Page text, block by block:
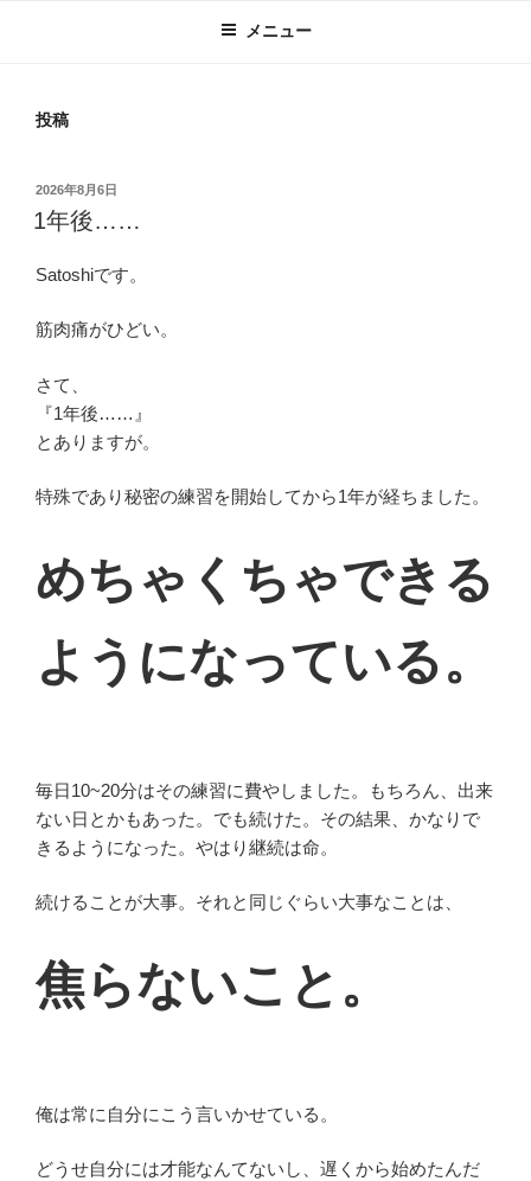
メニュー
投稿
投
稿
日:
2026年8月6日
1年後……
Satoshiです。
筋肉痛がひどい。
さて、
『1年後……』
とありますが。
特殊であり秘密の練習を開始してから1年が経ちました。
めちゃくちゃできる
ようになっている。
毎日10~20分はその練習に費やしました。もちろん、出来
ない日とかもあった。でも続けた。その結果、かなりで
きるようになった。やはり継続は命。
続けることが大事。それと同じぐらい大事なことは、
焦らないこと。
俺は常に自分にこう言いかせている。
どうせ自分には才能なんてないし、遅くから始めたんだ